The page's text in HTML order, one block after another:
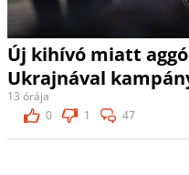
Új kihívó miatt
Ukrajnával
13 órája
0
1 47